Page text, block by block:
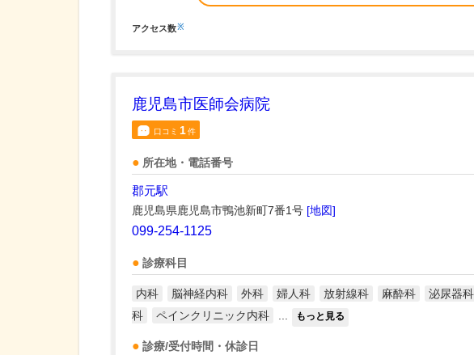
アクセス数※
鹿児島市医師会病院
口コミ 1件
所在地・電話番号
郡元駅
鹿児島県鹿児島市鴨池新町7番1号 [地図]
099-254-1125
診療科目
内科 脳神経内科 外科 婦人科 放射線科 麻酔科 泌尿器科
科
ペインクリニック内科 もっと見る
診療/受付時間・休診日